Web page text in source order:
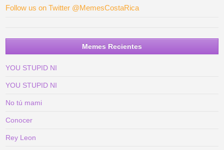
Follow us on Twitter @MemesCostaRica
Memes Recientes
YOU STUPID NI
YOU STUPID NI
No tú mami
Conocer
Rey Leon